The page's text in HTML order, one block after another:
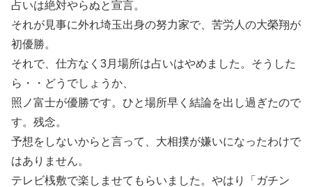
占いは絶対やらぬと宣言。
それが見事に外れ埼玉出身の努力家で、苦労人の大榮翔が
初優勝。
それで、仕方なく3月場所は占いはやめました。そうした
ら・・どうでしょうか、
照ノ富士が優勝です。ひと場所早く結論を出し過ぎたので
す。残念。
予想をしないからと言って、大相撲が嫌いになったわけで
はありません。
テレビ桟敷で楽しませてもらいました。やはり「ガチン